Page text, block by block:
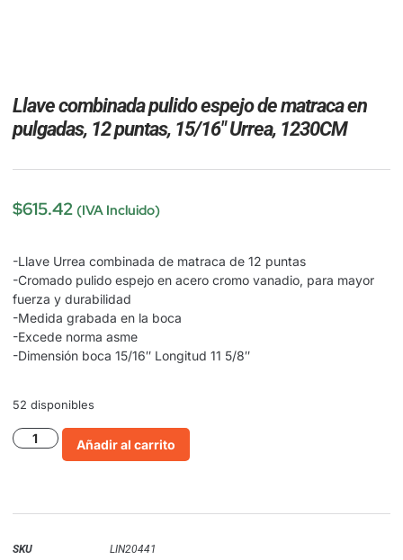
Llave combinada pulido espejo de matraca en
pulgadas, 12 puntas, 15/16″ Urrea, 1230CM
$615.42 (IVA Incluido)
-Llave Urrea combinada de matraca de 12 puntas
-Cromado pulido espejo en acero cromo vanadio, para mayor
fuerza y durabilidad
-Medida grabada en la boca
-Excede norma asme
-Dimensión boca 15/16″ Longitud 11 5/8″
52 disponibles
Añadir al carrito
SKU
LIN20441